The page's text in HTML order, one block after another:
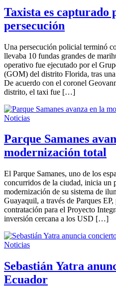
Taxista es
persecución
Una persecución policial terminó
llevaba 10 fundas grandes de
operativo fue ejecutado por el
(GOM) del distrito Florida, tras
De acuerdo con el coronel
distrito, el taxi fue […]
Noticias
Parque Samanes
modernización total
El Parque Samanes, uno de los
concurridos de la ciudad, inicia un
modernización de su sistema de
Guayaquil, a través de Parques
contratación para el Proyecto
inversión cercana a los USD […]
Noticias
Sebastián Yatra
Ecuador